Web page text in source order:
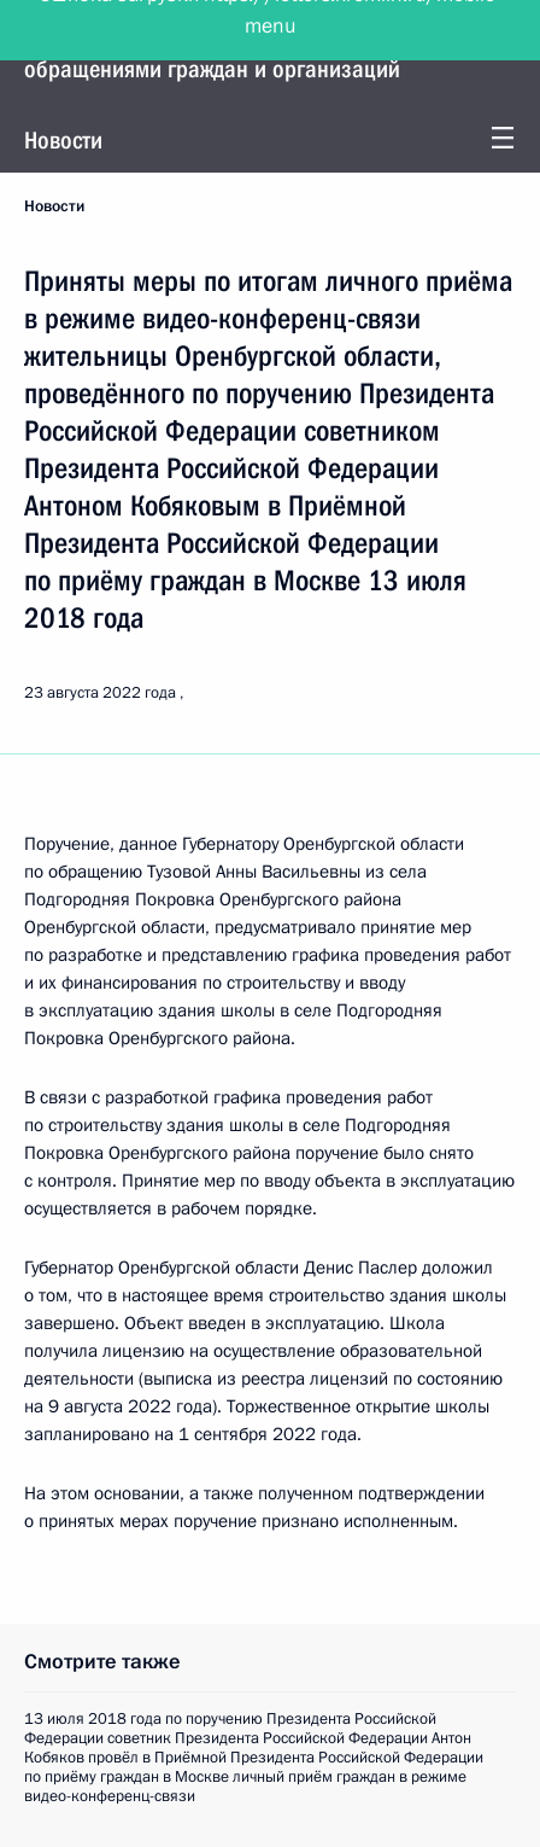
Управление Президента по работе с
обращениями граждан и организаций
Новости
Новости
Приняты меры по итогам личного приёма
в режиме видео-конференц-связи
жительницы Оренбургской области,
проведённого по поручению Президента
Российской Федерации советником
Президента Российской Федерации
Антоном Кобяковым в Приёмной
Президента Российской Федерации
по приёму граждан в Москве 13 июля
2018 года
23 августа 2022 года
Поручение, данное Губернатору Оренбургской области
по обращению Тузовой Анны Васильевны из села
Подгородняя Покровка Оренбургского района
Оренбургской области, предусматривало принятие мер
по разработке и представлению графика проведения работ
и их финансирования по строительству и вводу
в эксплуатацию здания школы в селе Подгородняя
Покровка Оренбургского района.
В связи с разработкой графика проведения работ
по строительству здания школы в селе Подгородняя
Покровка Оренбургского района поручение было снято
с контроля. Принятие мер по вводу объекта в эксплуатацию
осуществляется в рабочем порядке.
Губернатор Оренбургской области Денис Паслер доложил
о том, что в настоящее время строительство здания школы
завершено. Объект введен в эксплуатацию. Школа
получила лицензию на осуществление образовательной
деятельности (выписка из реестра лицензий по состоянию
на 9 августа 2022 года). Торжественное открытие школы
запланировано на 1 сентября 2022 года.
На этом основании, а также полученном подтверждении
о принятых мерах поручение признано исполненным.
Смотрите также
13 июля 2018 года по поручению Президента Российской
Федерации советник Президента Российской Федерации Антон
Кобяков провёл в Приёмной Президента Российской Федерации
по приёму граждан в Москве личный приём граждан в режиме
видео-конференц-связи
menu